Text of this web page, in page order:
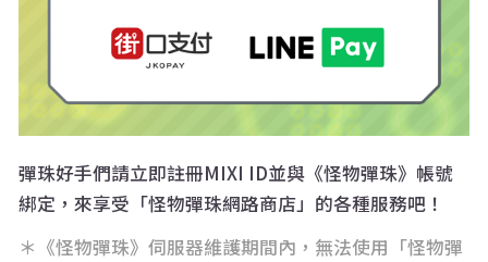
彈珠好手們請立即註冊MIXI ID並與《怪物彈珠》帳號
綁定，來享受「怪物彈珠網路商店」的各種服務吧！
＊《怪物彈珠》伺服器維護期間內，無法使用「怪物彈